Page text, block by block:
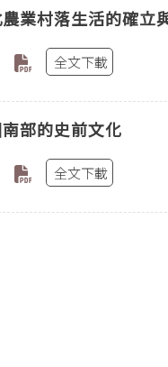
業村落生活的確立
全文下載
部的史前文化
全文下載